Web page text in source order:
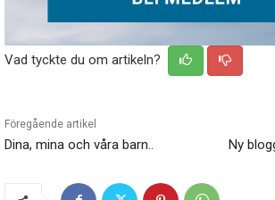
Vad tyckte du om artikeln?
Föregående artikel
Dina, mina och våra barn.. Ny